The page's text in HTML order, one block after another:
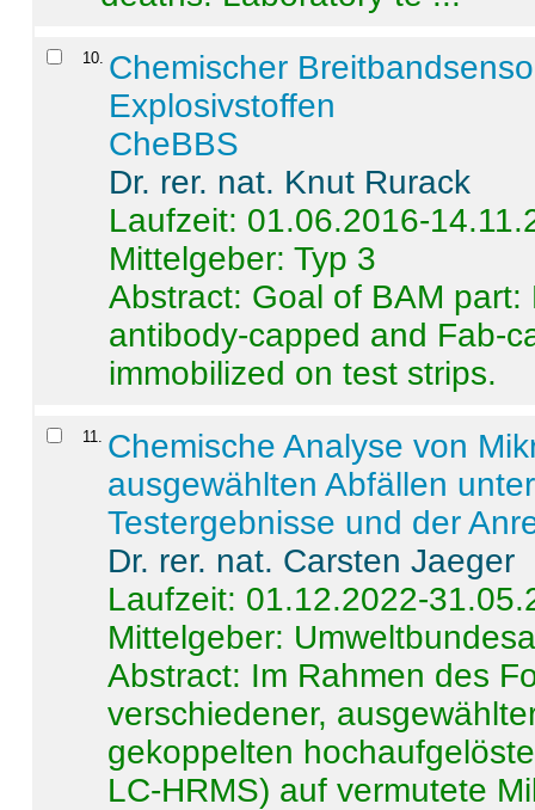
10 Chemischer
Explosivstoffen
CheBBS
Dr. rer. nat. Knut Rurack
Laufzeit: 01.06.2016-
Mittelgeber: Typ 3
Abstract: Goal of BAM
antibody-capped and Fab-
immobilized on test strips.
11
Chemische Analyse von
ausgewählten Abfällen
Testergebnisse und der
Dr. rer. nat. Carsten Jaeger
Laufzeit: 01.12.2022-
Mittelgeber:
Abstract: Im Rahmen des
verschiedener,
gekoppelten
LC-HRMS) auf vermutete